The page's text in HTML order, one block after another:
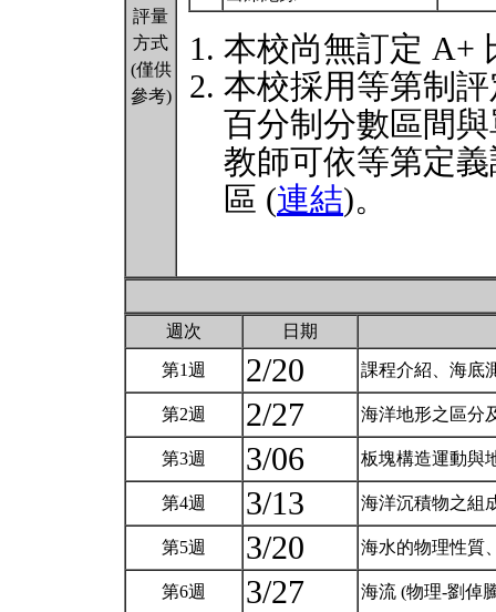
評量
方式
(僅供
參考)
本校尚無訂定 A+
本校採用等第制
百分制分數區間
教師可依等第定
區 (連結)。
週次 日期
第1週 2/20 課程介紹、海底
第2週 2/27 海洋地形之區分
第3週 3/06 板塊構造運動與
第4週 3/13 海洋沉積物之組
第5週 3/20 海水的物理性質
第6週 3/27 海流 (物理-劉倬